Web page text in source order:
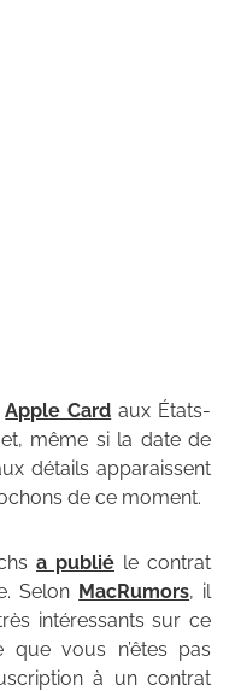
Apple Card aux États-
même si la date de
détails apparaissent
de ce moment.
a publié le contrat
Selon MacRumors, il
intéressants sur ce
vous n’êtes pas
à un contrat